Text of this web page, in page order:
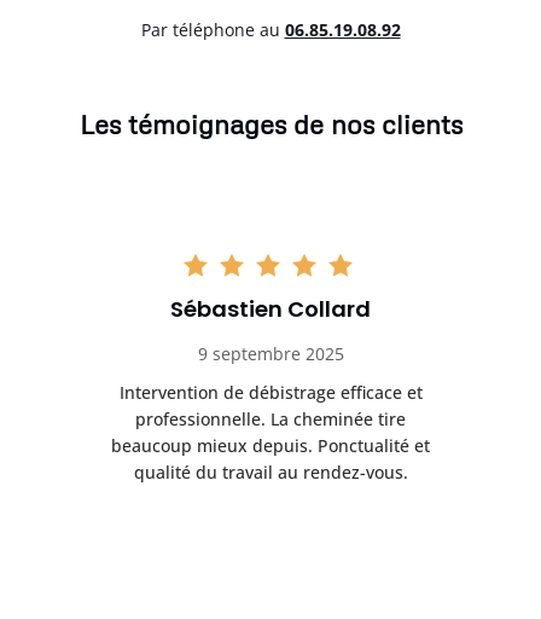
Par téléphone au 06.85.19.08.92
Les témoignages de nos clients
Sébastien Collard
9 septembre 2025
Intervention de débistrage efficace et
professionnelle. La cheminée tire
beaucoup mieux depuis. Ponctualité et
qualité du travail au rendez-vous.